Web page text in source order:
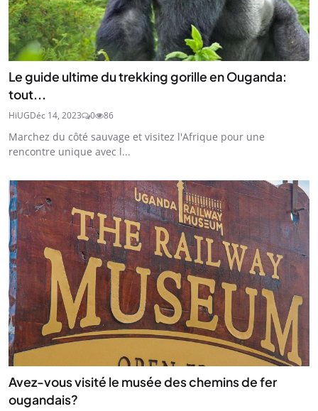
Le guide ultime du trekking gorille en Ouganda:
tout...
HiUGDéc 14, 2023 0 86
Marchez du côté sauvage et visitez l'Afrique pour une
rencontre unique avec l...
Avez-vous visité le musée des chemins de fer
ougandais?